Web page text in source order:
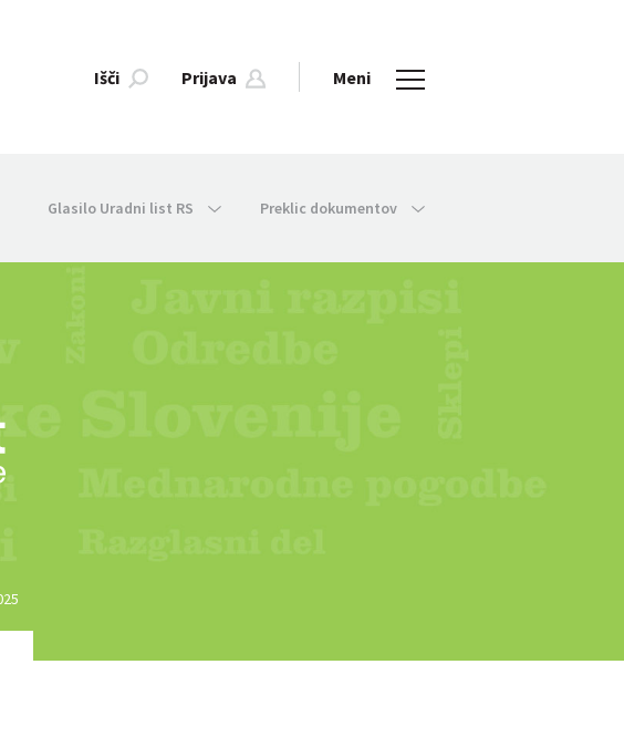
Išči Prijava Meni
Glasilo Uradni list RS Preklic dokumentov